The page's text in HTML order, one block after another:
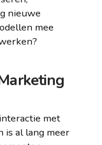
nieuwe
mee
met
is al lang meer